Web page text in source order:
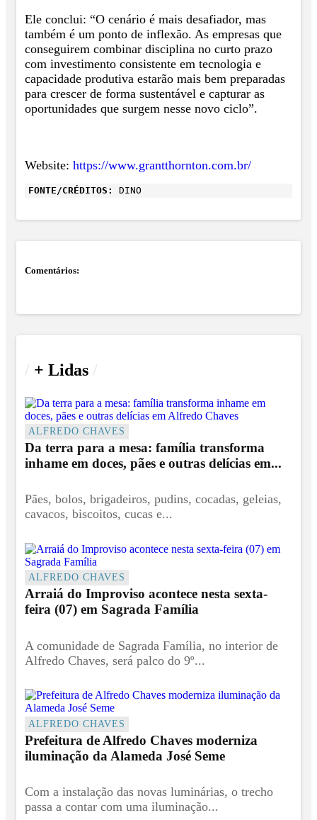
Ele conclui: “O cenário é mais desafiador, mas
também é um ponto de inflexão. As empresas que
conseguirem combinar disciplina no curto prazo
com investimento consistente em tecnologia e
capacidade produtiva estarão mais bem preparadas
para crescer de forma sustentável e capturar as
oportunidades que surgem nesse novo ciclo”.
Website: https://www.grantthornton.com.br/
FONTE/CRÉDITOS: DINO
Comentários:
+ Lidas
ALFREDO CHAVES
Da terra para a mesa: família transforma
inhame em doces, pães e outras delícias em...
Pães, bolos, brigadeiros, pudins, cocadas, geleias,
cavacos, biscoitos, cucas e...
ALFREDO CHAVES
Arraiá do Improviso acontece nesta sexta-
feira (07) em Sagrada Família
A comunidade de Sagrada Família, no interior de
Alfredo Chaves, será palco do 9º...
ALFREDO CHAVES
Prefeitura de Alfredo Chaves moderniza
iluminação da Alameda José Seme
Com a instalação das novas luminárias, o trecho
passa a contar com uma iluminação...